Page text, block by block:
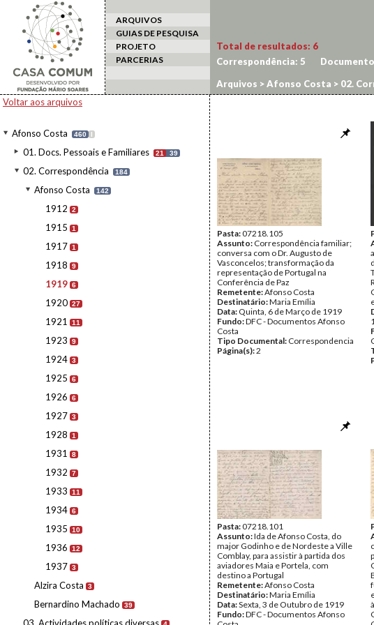
ARQUIVOS
GUIAS DE PESQUISA
PROJETO
PARCERIAS
Voltar aos arquivos
Afonso Costa 460 I
01. Docs. Pessoais e Familiares 21 39
02. Correspondência 184
Afonso Costa 142
1912 2
1915 1
1917 1
1918 9
1919 6
1920 27
1921 11
1923 9
1924 3
1925 6
1926 6
1927 3
1928 1
1931 8
1932 7
1933 11
1934 6
1935 10
1936 12
1937 3
Alzira Costa 3
Bernardino Machado 39
Total de resultados: 6
Correspondência: 5
Arquivos >Afonso Costa > 02.
Pasta:07218.105
Assunto: Correspondência familiar;
conversa com o Dr. Augusto de
Vasconcelos; transformação da
representação de Portugal na
Conferência de Paz
Remetente:Afonso Costa
Destinatário:Maria Emília
Data: Quinta, 6 de Março de 1919
Fundo:DFC - Documentos Afonso
Costa
Tipo Documental: Correspondencia
Página(s):2
Pasta:07218.101
Assunto:Ida de Afonso Costa, do
major Godinho e de Nordeste a Ville
Comblay, para assistir à partida dos
aviadores Maia e Portela, com
destino a Portugal
Remetente:Afonso Costa
Destinatário:Maria Emília
Data:Sexta, 3 de Outubro de 1919
Fundo:DFC - Documentos Afonso